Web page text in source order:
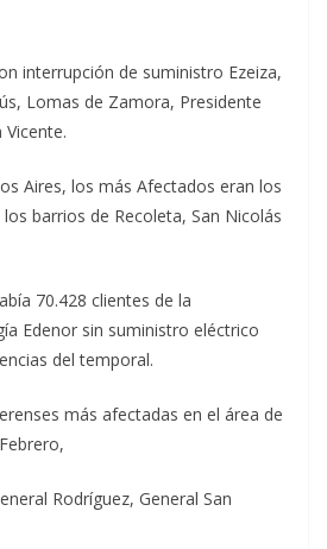
interrupción de suministro Ezeiza,
Lomas de Zamora, Presidente
Vicente.
Aires, los más Afectados eran los
barrios de Recoleta, San Nicolás
70.428 clientes de la
Edenor sin suministro eléctrico
del temporal.
más afectadas en el área de
Rodríguez, General San